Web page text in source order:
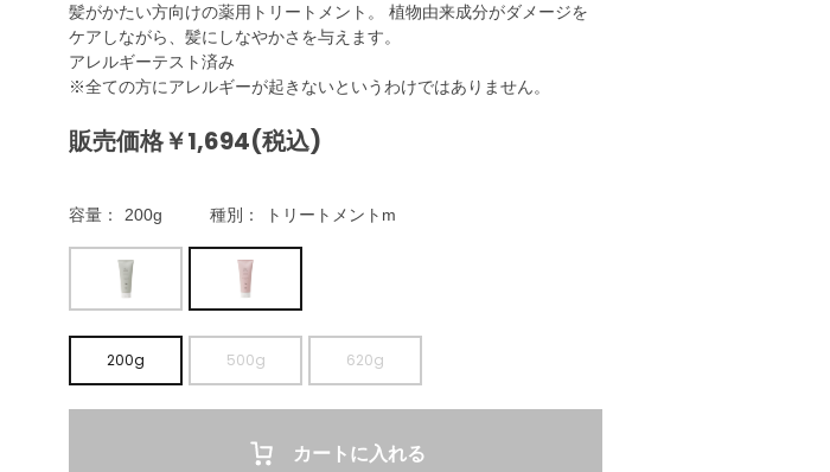
髪がかたい方向けの薬用トリートメント。 植物由来成分がダメージを
ケアしながら、髪にしなやかさを与えます。
アレルギーテスト済み
※全ての方にアレルギーが起きないというわけではありません。
販売価格￥1,694(税込)
容量 200g 種別 トリートメントm
200g 500g 620g
カートに入れる